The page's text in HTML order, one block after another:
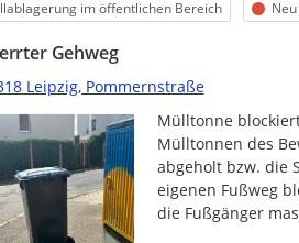
im öffentlichen Bereich Status
Neu
Gehweg
Leipzig, Pommernstraße
Mülltonne
Mülltonnen des
abgeholt bzw. die
eigenen Fußweg
die Fußgänger